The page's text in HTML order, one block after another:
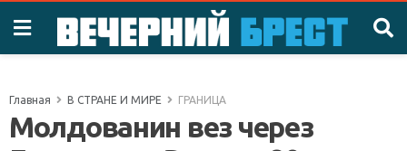
Главная В СТРАНЕ И МИРЕ ГРАНИЦА
Молдованин вез через